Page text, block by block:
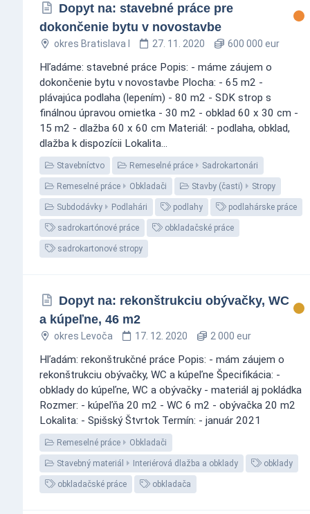
Dopyt na: stavebné práce pre
dokončenie bytu v novostavbe
okres Bratislava I 27. 11. 2020 600 000 eur
Hľadáme: stavebné práce Popis: - máme záujem o
dokončenie bytu v novostavbe Plocha: - 65 m2 -
plávajúca podlaha (lepením) - 80 m2 - SDK strop s
finálnou úpravou omietka - 30 m2 - obklad 60 x 30 cm -
15 m2 - dlažba 60 x 60 cm Materiál: - podlaha, obklad,
dlažba k dispozícii Lokalita...
Stavebníctvo Remeselné práce Sadrokartonári
Remeselné práce Obkladači Stavby (časti) Stropy
Subdodávky Podlahári podlahy podlahárske práce
sadrokartónové práce obkladačské práce
sadrokartonové stropy
Dopyt na: rekonštrukciu obývačky, WC
a kúpeľne, 46 m2
okres Levoča 17. 12. 2020 2 000 eur
Hľadám: rekonštrukčné práce Popis: - mám záujem o
rekonštrukciu obývačky, WC a kúpeľne Špecifikácia: -
obklady do kúpeľne, WC a obývačky - materiál aj pokládka
Rozmer: - kúpeľňa 20 m2 - WC 6 m2 - obývačka 20 m2
Lokalita: - Spišský Štvrtok Termín: - január 2021
Remeselné práce Obkladači
Stavebný materiál Interiérová dlažba a obklady obklady
obkladačské práce obkladača